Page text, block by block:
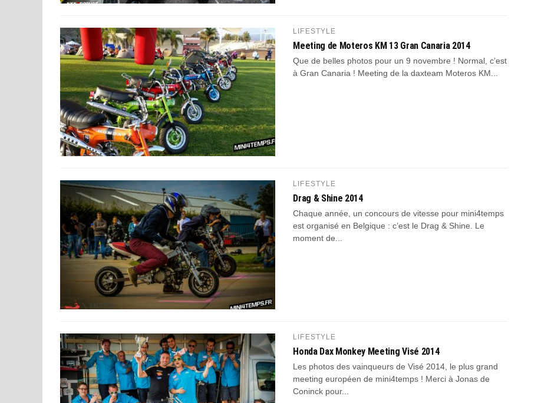
LIFESTYLE
Meeting de Moteros KM 13 Gran Canaria 2014
Que de belles photos pour un 9 novembre ! Normal, c’est
à Gran Canaria ! Meeting de la daxteam Moteros KM...
LIFESTYLE
Drag & Shine 2014
Chaque année, un concours de vitesse pour mini4temps
est organisé en Belgique : c’est le Drag & Shine. Le
moment de...
LIFESTYLE
Honda Dax Monkey Meeting Visé 2014
Les photos des vainqueurs de Visé 2014, le plus grand
meeting européen de mini4temps ! Merci à Jonas de
Coninck pour...